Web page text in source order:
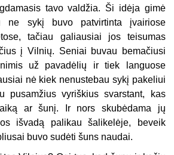
tavo valdžia. Ši idėja gimė
ne sykį buvo patvirtinta įvairiose
tačiau galiausiai jos teisumas
į Vilnių. Seniai buvau bemačiusi
už pavadėlių ir tiek languose
nė kiek nenustebau sykį pakeliui
pusamžius vyriškius svarstant, kas
ar šunį. Ir nors skubėdama jų
išvadą palikau šalikelėje, beveik
buvo sudėti šuns naudai.